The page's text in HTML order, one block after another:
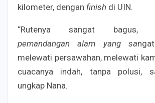
kilometer, dengan finish di UIN.
“Rutenya sangat bagus,
pemandangan alam yang sa
melewati persawahan, melewati
cuacanya indah, tanpa polusi,
ungkap Nana.